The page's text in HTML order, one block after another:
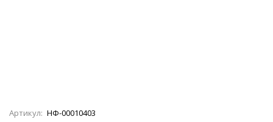
Артикул: НФ-00010403